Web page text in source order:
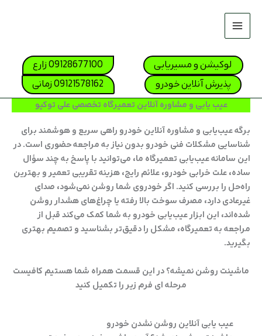
محتوا
لوکیشن و مسیریابی
پذیرش آنلاین خودرو
09128677100 زارع
09121578162 زمانی
عیب یابی و مشاوره آنلاین تعمیرگاه تخصصی علی توکیو
برگه عیب‌یابی و مشاوره آنلاین خودرو راهی سریع و هوشمند برای
شناسایی مشکلات فنی خودرو بدون نیاز به مراجعه حضوری است. در
این سامانه عیب‌یابی تعمیرگاه ما، می‌توانید با پاسخ به چند سؤال
ساده، علت خرابی خودرو، علائم رایج، هزینه تقریبی تعمیر و بهترین
راه‌حل را بررسی کنید. اگر خودروی شما روشن نمی‌شود، صدای
غیرعادی دارد، مصرف سوخت بالا رفته یا چراغ‌های هشدار روشن
شده‌اند، این ابزار عیب‌یابی خودرو به شما کمک می‌کند قبل از
مراجعه به تعمیرگاه، مشکل را دقیق‌تر بشناسید و تصمیم بهتری
بگیرید.
ماشینت روشن نمیشه؟ در این قسمت همراه شما هستیم کافیست
مرحله ای فرم زیر را تکمیل کنید
عیب یابی آنلاین روشن نشدن خودرو
لیست قیمت
تعمیرگاه
تعمیرگاه
تعمیرگاه
تعمیرگاه
تعمیرگاه
عیب یابی